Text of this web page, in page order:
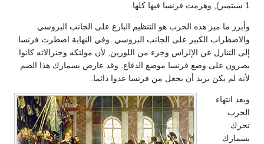
1 سبتمبر), وهزمت فرنسا فيها كلها.
وأبرز ما ميز هذه الحرب هو التنظيم البارع على الجانب البروسي
والاضطراب الكبير على الجانب البروسي. وفي النهاية اضطرت فرنسا
إلى التنازل عن الإلزاس وجزء من اللورين, لأن مولتكه وجنرالاته كانوا
يصرون على وضع فرنسا موضع الدفاع. وقد عارض بسمارك هذا الضم
لأنه لم يكن يريد أن يجعل من فرنسا عدوا دائما.
وبعد انتهاء
الحرب
تحرك
بسمارك